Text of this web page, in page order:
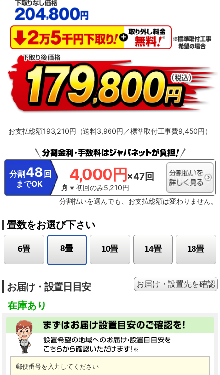
動運転を行うため、室内機の設置状況によっては温度を正確に検知できず、作
動しない場合があります。エアコン停止時でも、検知のために送風運転を行う
場合があります。集中コントローラー、ワイヤードリモコンからの設定はでき
ません。停電中やブレーカーOFF時には、設定していても作動しません。
スマートフォンやタブレットPCなどの通信可能圏内に限ります。（通信費が別
途かかります。）通信環境や使用状況によっては、サービスをご利用いただけ
ない場合があります。サービスのご利用時にダイキン会員サイトCLUB DAIKIN
へのユーザー登録が必要です。必要なネットワーク環境：お客様がお使いの通
信機器（スマートフォン／タブレットPC）ならびに無線LANインターネット環
境。すべてのWi-Fi環境で接続できることを保証するものではありません。詳し
くはメーカーサイトをご覧ください。
お支払総額193,210円（送料3,960円／標準取付工事費9,450円）
分割 48 回
までOK
4,000円×47回
※ 初回のみ5,210円
分割払いを選んでも、お支払総額は変わりません。
畳数をお選び下さい
6畳 8畳 10畳 14畳 18畳
お届け・設置日目安
在庫あり
郵便番号を入力してください
お届け・設置先を確認